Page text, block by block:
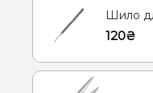
Вишня/Черешня
Шило
120₴